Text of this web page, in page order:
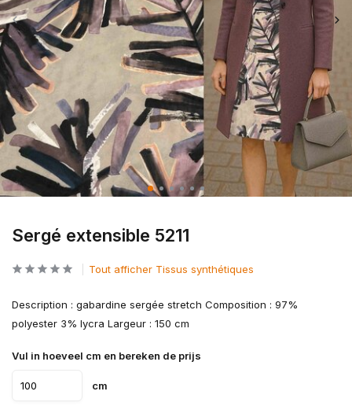
Sergé extensible 5211
Tout afficher Tissus synthétiques
Description : gabardine sergée stretch Composition : 97%
polyester 3% lycra Largeur : 150 cm
Vul in hoeveel cm en bereken de prijs
cm